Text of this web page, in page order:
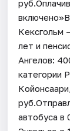
Кексгольм
лет и
Ангелов:
категории
автобуса в